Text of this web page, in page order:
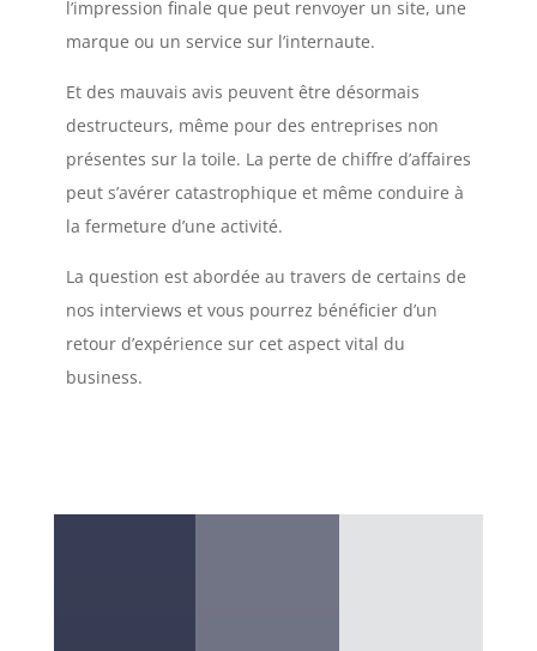
l’impression finale que peut renvoyer un site, une
marque ou un service sur l’internaute.
Et des mauvais avis peuvent être désormais
destructeurs, même pour des entreprises non
présentes sur la toile. La perte de chiffre d’affaires
peut s’avérer catastrophique et même conduire à
la fermeture d’une activité.
La question est abordée au travers de certains de
nos interviews et vous pourrez bénéficier d’un
retour d’expérience sur cet aspect vital du
business.